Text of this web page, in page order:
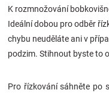
Přihlášení
K rozmnožování
Ideální dobou pro odběr
chybu neuděláte ani v
podzim. Stihnout byste to
Pro řízkování sáhněte po